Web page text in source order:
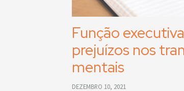
Função
prejuízos nos
mentais
DEZEMBRO 10, 2021